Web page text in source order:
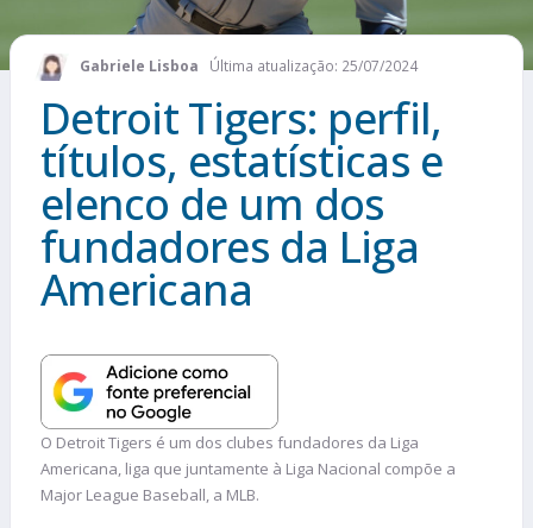
COMO APOSTAR
MAIS ESPORTES
Gabriele Lisboa Última atualização: 25/07/2024
Detroit Tigers: perfil,
títulos, estatísticas e
elenco de um dos
fundadores da Liga
Americana
O Detroit Tigers é um dos clubes fundadores da Liga
Americana, liga que juntamente à Liga Nacional compõe a
Major League Baseball, a MLB.